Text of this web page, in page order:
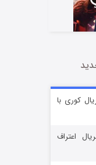
منتشر شد
کوری با
اعتراف